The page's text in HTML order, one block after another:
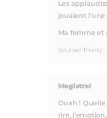
Les
jouaient l'une
Ma femme et
Sourbier Thierry -
Magistral
Ouah !
rire,